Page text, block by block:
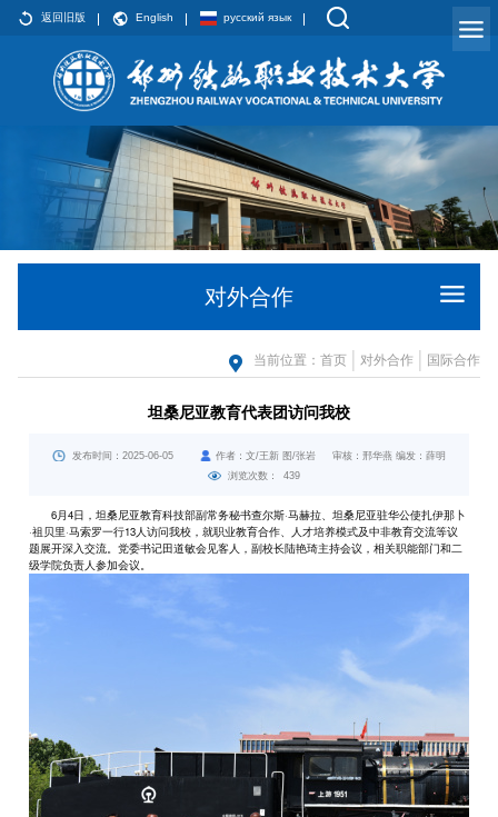
返回旧版 English русский язык
对外合作
当前位置： 首页 对外合作 国际合作
坦桑尼亚教育代表团访问我校
发布时间：2025-06-05
作者：文/王新 图/张岩 审核：邢华燕 编发：薛明
浏览次数：
439
6月4日，坦桑尼亚教育科技部副常务秘书查尔斯·马赫拉、坦桑尼亚驻华公使扎伊那卜
·祖贝里·马索罗一行13人访问我校，就职业教育合作、人才培养模式及中非教育交流等议
题展开深入交流。党委书记田道敏会见客人，副校长陆艳琦主持会议，相关职能部门和二
级学院负责人参加会议。